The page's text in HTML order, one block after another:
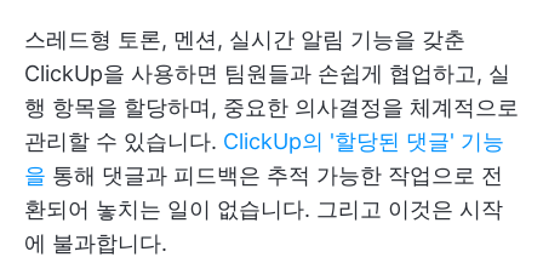
스레드형 토론, 멘션, 실시간 알림 기능을 갖춘
ClickUp을 사용하면 팀원들과 손쉽게 협업하고, 실
행 항목을 할당하며, 중요한 의사결정을 체계적으로
관리할 수 있습니다. ClickUp의 '할당된 댓글' 기능
을 통해 댓글과 피드백은 추적 가능한 작업으로 전
환되어 놓치는 일이 없습니다. 그리고 이것은 시작
에 불과합니다.